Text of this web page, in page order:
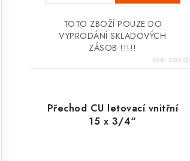
TOTO ZBOŽÍ POUZE DO
VYPRODÁNÍ SKLADOVÝCH
ZÁSOB !!!!!
Kód: 3320.00
Přechod CU letovací vnitřní
15 x 3/4“